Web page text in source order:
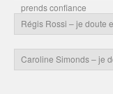
prends confiance
Régis Rossi – je doute
Caroline Simonds – je